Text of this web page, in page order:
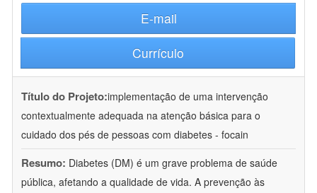
E-mail
Currículo
Título do Projeto:implementação de uma intervenção
contextualmente adequada na atenção básica para o
cuidado dos pés de pessoas com diabetes - focain
Resumo: Diabetes (DM) é um grave problema de saúde
pública, afetando a qualidade de vida. A prevenção às